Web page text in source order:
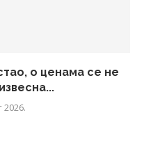
о ценама се не
2026.